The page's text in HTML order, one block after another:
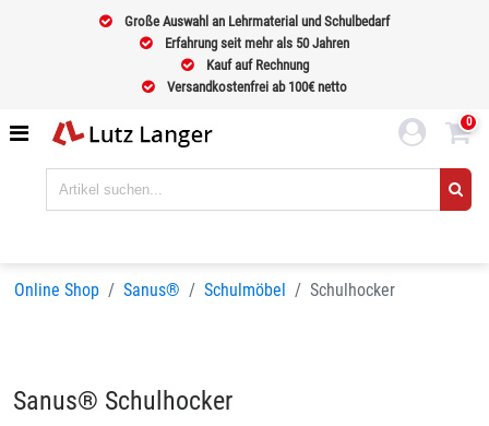
Große Auswahl an Lehrmaterial und Schulbedarf
Erfahrung seit mehr als 50 Jahren
Kauf auf Rechnung
Versandkostenfrei ab 100€ netto
0
Online Shop Sanus® Schulmöbel Schulhocker
Sanus® Schulhocker